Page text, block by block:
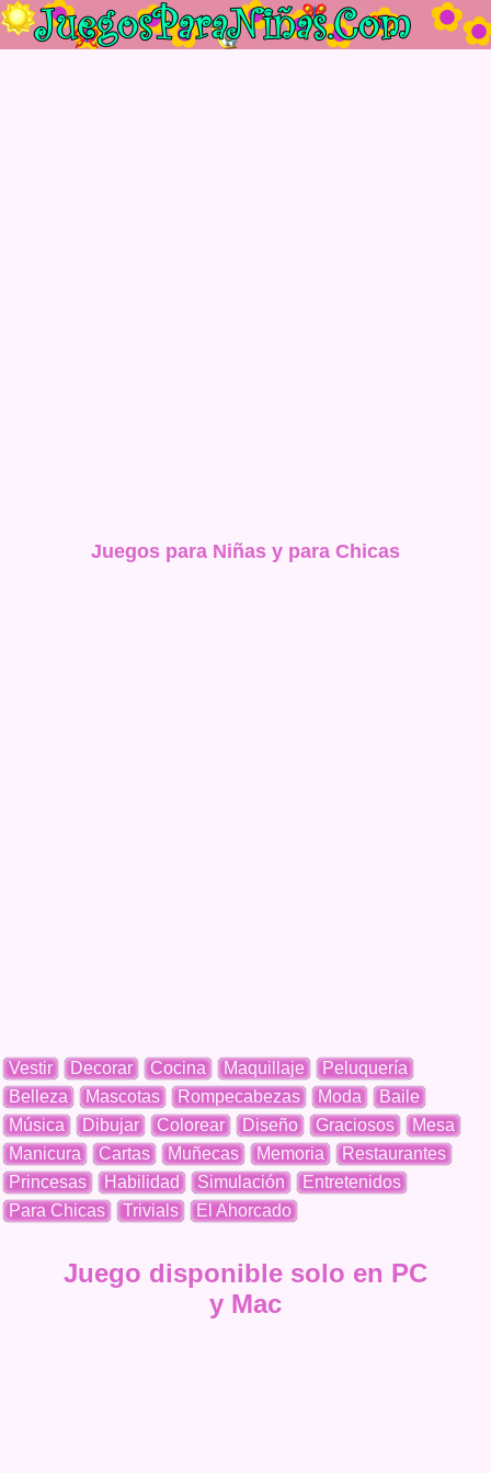
Juegos para Niñas y para Chicas
Vestir Decorar Cocina Maquillaje
Peluquería
Belleza
Mascotas Rompecabezas Moda
Baile
Música
Dibujar Colorear Diseño Graciosos
Mesa
Manicura
Cartas Muñecas Memoria
Restaurantes
Princesas
Habilidad Simulación
Entretenidos
Para Chicas
Trivials El Ahorcado
Juego disponible solo en PC
y Mac